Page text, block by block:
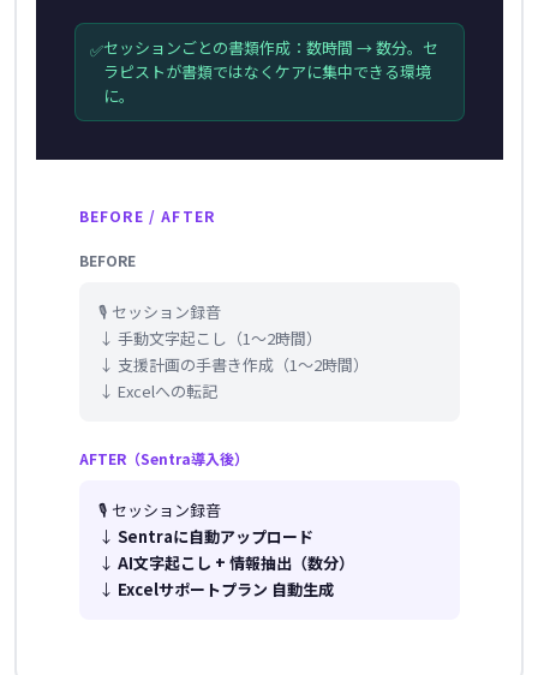
✅セッションごとの書類作成：数時間 → 数分。セ
ラピストが書類ではなくケアに集中できる環境
に。
BEFORE / AFTER
BEFORE
🎙️ セッション録音
↓ 手動文字起こし（1〜2時間）
↓ 支援計画の手書き作成（1〜2時間）
↓ Excelへの転記
AFTER（Sentra導入後）
🎙️ セッション録音
↓ Sentraに自動アップロード
↓ AI文字起こし + 情報抽出（数分）
↓ Excelサポートプラン 自動生成